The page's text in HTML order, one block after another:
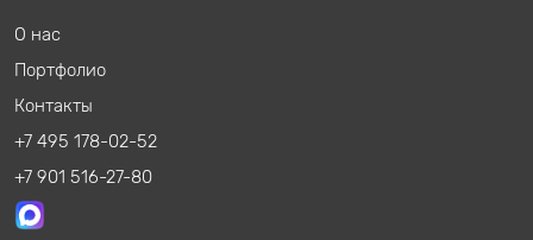
О нас
Портфолио
Контакты
+7 495 178-02-52
+7 901 516-27-80